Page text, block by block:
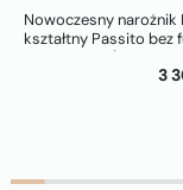
Nowoczesny narożnik
kształtny Passito bez
spania biały (Top
3